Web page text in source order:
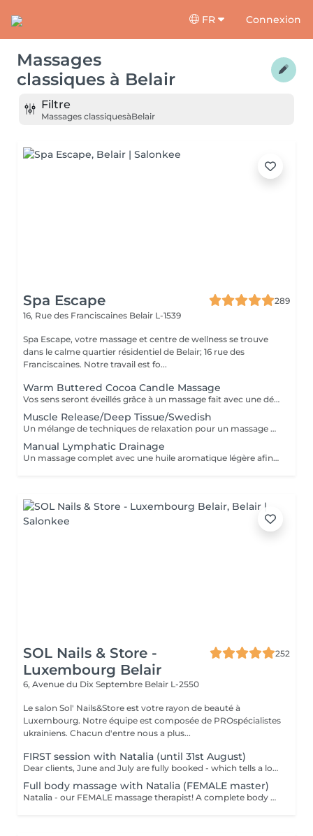
FR Connexion
Massages
classiques à Belair
Filtre
Massages classiquesàBelair
Spa Escape
289
16, Rue des Franciscaines Belair L-1539
Spa Escape, votre massage et centre de wellness se trouve
dans le calme quartier résidentiel de Belair; 16 rue des
Franciscaines. Notre travail est fo...
Warm Buttered Cocoa Candle Massage
Vos sens seront éveillés grâce à un massage fait avec une délicate barre fondante parfumée. Une douce et profonde relaxation s'installera et glissera sur votre corps en diffusant sa chaleur et sa douceur. Ce soin commence par un rafraîchissement stimulant des pieds pour favoriser la circulation sanguine et la relaxation. Pression légère à médium
Muscle Release/Deep Tissue/Swedish
Un mélange de techniques de relaxation pour un massage en profondeur adapté à la fatigue de vos muscles et à vos besoins afin d'éliminer le stress de notre quotidien. Ce soin commence par un rafraîchissement stimulant des pieds pour favoriser la circulation sanguine et la relaxation.
Manual Lymphatic Drainage
Un massage complet avec une huile aromatique légère afin d'éliminer les toxines de votre système lymphatique. Ce massage par pression très légère est cependant très efficace. Il élimine les toxines, réduit la rétention d'eau, C'est une merveilleuse detox pour votre corps
SOL Nails & Store -
Luxembourg Belair
252
6, Avenue du Dix Septembre Belair L-2550
Le salon Sol' Nails&Store est votre rayon de beauté à
Luxembourg. Notre équipe est composée de PROspécialistes
ukrainiens. Chacun d'entre nous a plus...
FIRST session with Natalia (until 31st August)
Dear clients, June and July are fully booked - which tells a lot. Plan your session IN AUGUST at a welcome price now. Natalia - our new FEMALE massage therapist! We're excited for you to get to know her, and we're offering a special price - just €59 per session. A full body massage: back, arms, legs, feet, neck. Tension release, better circulation, a calm mind. From the first minute to the last, you're in good hands!
Full body massage with Natalia (FEMALE master)
Natalia - our FEMALE massage therapist! A complete body massage designed to release tension, improve circulation and promote overall relaxation. The treatment typically focuses on the back, shoulders, arms, legs and other key tension areas using smooth and soothing massage techniques. Result: a feeling of lightness, relaxation and renewed body comfort. Recommended frequency: once a week to once a month, depending on your needs and stress level.